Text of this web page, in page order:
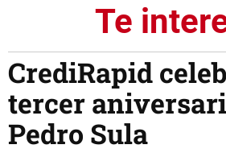
Te
CrediRapid
tercer
Pedro Sula